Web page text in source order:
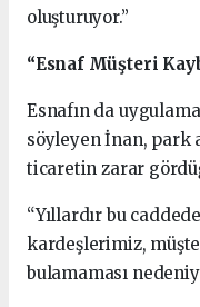
oluşturuyor.”
“Esnaf Müşteri
Esnafın da
söyleyen İnan, park
ticaretin zarar
“Yıllardır bu
kardeşlerimiz,
bulamaması